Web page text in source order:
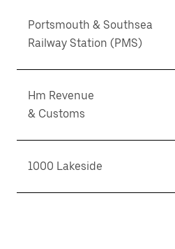
Portsmouth & Southsea
Railway Station (PMS)
Hm Revenue
& Customs
1000 Lakeside